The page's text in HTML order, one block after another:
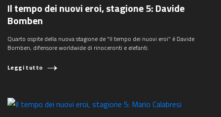
Il tempo dei nuovi eroi, stagione 5: Davide
Bomben
Quarto ospite della nuova stagione de "Il tempo dei nuovi eroi" è Davide
Bomben, difensore worldwide di rinoceronti e elefanti.
Leggi tutto